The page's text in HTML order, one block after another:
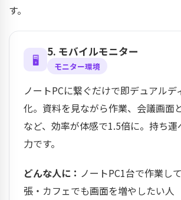
す。
🖥️
5. モバイルモニター
モニター環境
ノートPCに繋ぐだけで即デュアルデ
化。資料を見ながら作業、会議画面
など、効率が体感で1.5倍に。持ち
力です。
どんな人に： ノートPC1台で作業し
張・カフェでも画面を増やしたい人